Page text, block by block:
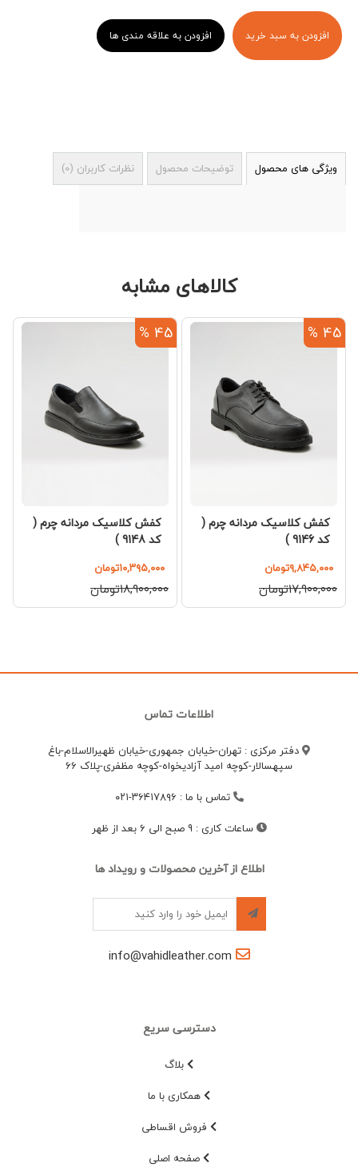
افزودن به سبد خرید افزودن به علاقه مندی ها
ویژگی های محصول توضیحات محصول نظرات کاربران (
0
)
کالاهای مشابه
45 %
کفش کلاسیک مردانه چرم (
کد 9146 )
۹,۸۴۵,۰۰۰تومان
۱۷,۹۰۰,۰۰۰تومان
45 %
کفش کلاسیک مردانه چرم (
کد 9148 )
۱۰,۳۹۵,۰۰۰تومان
۱۸,۹۰۰,۰۰۰تومان
اطلاعات تماس
دفتر مرکزی : تهران-خیابان جمهوری-خیابان ظهیرالاسلام-باغ
سپهسالار-کوچه امید آزادیخواه-کوچه مظفری-پلاک 66
تماس با ما : ۳۶۴۱۷۸۹۶-۰۲۱
ساعات کاری : 9 صبح الی 6 بعد از ظهر
اطلاع از آخرین محصولات و رویداد ها
info@vahidleather.com
دسترسی سریع
بلاگ
همکاری با ما
فروش اقساطی
صفحه اصلی